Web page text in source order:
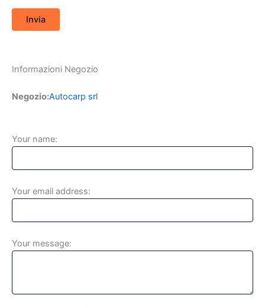
Informazioni Negozio
Negozio:Autocarp srl
Your name:
Your email address:
Your message: